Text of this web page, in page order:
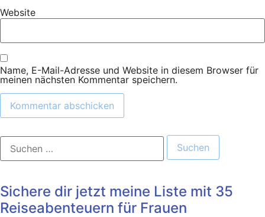
Website
Name, E-Mail-Adresse und Website in diesem Browser für
meinen nächsten Kommentar speichern.
Suchen
nach:
Sichere dir jetzt meine Liste mit 35
Reiseabenteuern für Frauen